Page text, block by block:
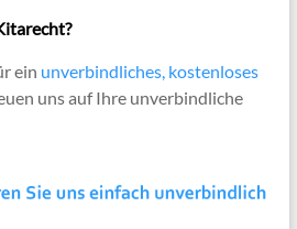
ein unverbindliches, kostenloses
uns auf Ihre unverbindliche